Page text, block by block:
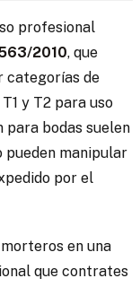
profesional
2010, que
categorías de
y T2 para uso
para bodas suelen
pueden manipular
por el
en una
que contrates